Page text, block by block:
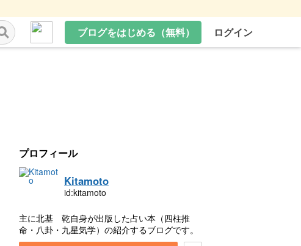
ブログをはじめる（無料）
ログイン
プロフィール
Kitamoto
id:kitamoto
主に北基 乾自身が出版した占い本（四柱推
命・八卦・九星気学）の紹介するブログです。